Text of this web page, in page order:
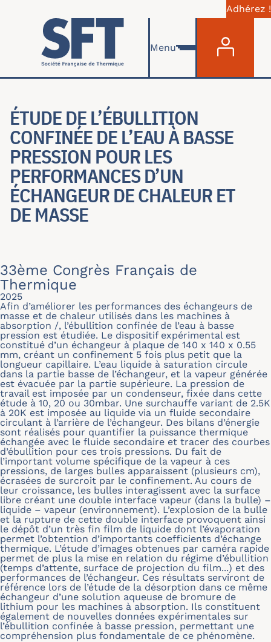
Aller au contenu principal
Adhérez !
Menu
ÉTUDE DE L’ÉBULLITION
CONFINÉE DE L’EAU À BASSE
PRESSION POUR LES
PERFORMANCES D’UN
ÉCHANGEUR DE CHALEUR ET
DE MASSE
33ème Congrès Français de
Thermique
2025
Afin d’améliorer les performances des échangeurs de
masse et de chaleur utilisés dans les machines à
absorption /, l’ébullition confinée de l’eau à basse
pression est étudiée. Le dispositif expérimental est
constitué d’un échangeur à plaque de 140 x 140 x 0.55
mm, créant un confinement 5 fois plus petit que la
longueur capillaire. L’eau liquide à saturation circule
dans la partie basse de l’échangeur, et la vapeur générée
est évacuée par la partie supérieure. La pression de
travail est imposée par un condenseur, fixée dans cette
étude à 10, 20 ou 30mbar. Une surchauffe variant de 2.5K
à 20K est imposée au liquide via un fluide secondaire
circulant à l’arrière de l’échangeur. Des bilans d’énergie
sont réalisés pour quantifier la puissance thermique
échangée avec le fluide secondaire et tracer des courbes
d’ébullition pour ces trois pressions. Du fait de
l’important volume spécifique de la vapeur à ces
pressions, de larges bulles apparaissent (plusieurs cm),
écrasées de surcroit par le confinement. Au cours de
leur croissance, les bulles interagissent avec la surface
libre créant une double interface vapeur (dans la bulle) –
liquide – vapeur (environnement). L’explosion de la bulle
et la rupture de cette double interface provoquent ainsi
le dépôt d’un très fin film de liquide dont l’évaporation
permet l’obtention d’importants coefficients d’échange
thermique. L’étude d’images obtenues par caméra rapide
permet de plus la mise en relation du régime d’ébullition
(temps d’attente, surface de projection du film...) et des
performances de l’échangeur. Ces résultats serviront de
référence lors de l’étude de la désorption dans ce même
échangeur d’une solution aqueuse de bromure de
lithium pour les machines à absorption. Ils constituent
également de nouvelles données expérimentales sur
l’ébullition confinée à basse pression, permettant une
compréhension plus fondamentale de ce phénomène.